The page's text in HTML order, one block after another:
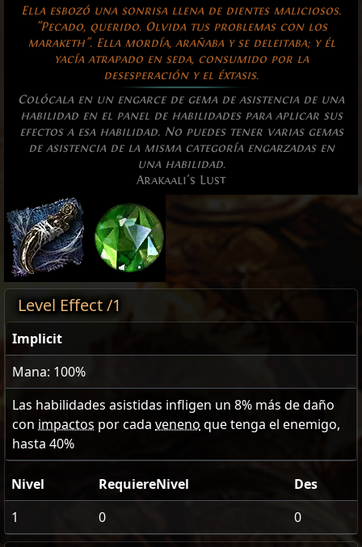
Ella esbozó una sonrisa llena de dientes maliciosos.
"Pecado, querido. Olvida tus problemas con los
maraketh". Ella mordía, arañaba y se deleitaba; y él
yacía atrapado en seda, consumido por la
desesperación y el éxtasis.
Colócala en un engarce de gema de asistencia de una
habilidad en el panel de habilidades para aplicar sus
efectos a esa habilidad. No puedes tener varias gemas
de asistencia de la misma categoría engarzadas en
una habilidad.
Arakaali's Lust
Level Effect /1
Implicit
Mana: 100%
Las habilidades asistidas infligen un 8% más de daño
con impactos por cada veneno que tenga el enemigo,
hasta 40%
Nivel RequiereNivel
Des
1
0 0